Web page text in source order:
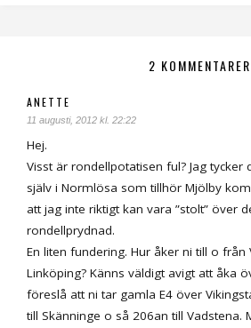
2 KOMMENTARER
ANETTE
11 augusti, 2012 kl. 22:22
Hej.
Visst är rondellpotatisen ful? Jag tycker
själv i Normlösa som tillhör Mjölby
att jag inte riktigt kan vara ”stolt” över
rondellprydnad.
En liten fundering. Hur åker ni till o
Linköping? Känns väldigt avigt att åka
föreslå att ni tar gamla E4 över
till Skänninge o så 206an till Vadstena.